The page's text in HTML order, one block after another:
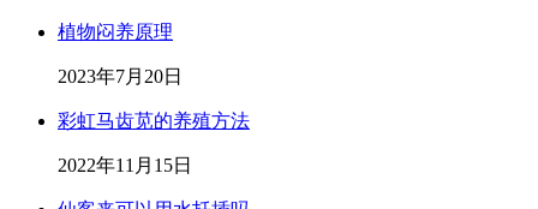
植物闷养原理
2023年7月20日
彩虹马齿苋的养殖方法
2022年11月15日